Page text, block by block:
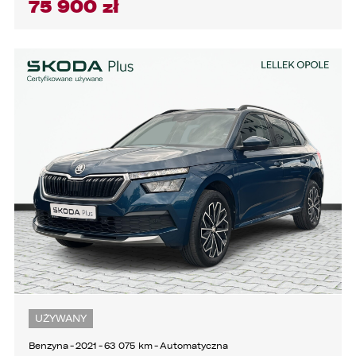
75 900 zł
UŻYWANY
Benzyna-2021 -63 075 km-Automatyczna
przetwarzające).
Administratora przez okres nie dłuższy niż
wymagają tego przepisy prawa lub do czasu
cofnięcia wcześniej udzielonej przez Państwa
zgody.
2. Posiadają Państwo prawo do żądania od
administratora dostępu do danych osobowych,
ich sprostowania, usunięcia lub ograniczenia
przetwarzania, a także prawo sprzeciwu,
żądania zaprzestania przetwarzania i
przenoszenia danych, jak również prawo do
cofnięcia zgody w dowolnym momencie bez
wpływu na zgodność z prawem przetwarzania,
którego dokonano na podstawie zgody przed
jej cofnięciem
Prezesa Urzędu Ochrony Danych Osobowych